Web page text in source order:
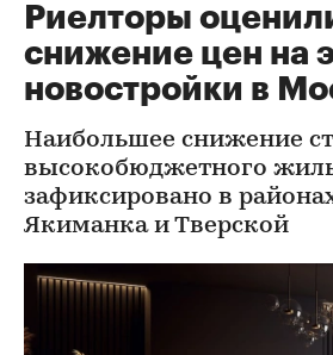
Риелторы
снижение цен на
новостройки в
Наибольшее снижение
высокобюджетного
зафиксировано в
Якиманка и Тверской